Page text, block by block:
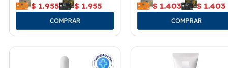
$ 1.955 $ 1.955 $ 1.403 $ 1.403